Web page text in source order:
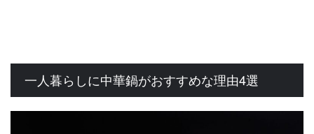
一人暮らしに中華鍋がおすすめな理由4選